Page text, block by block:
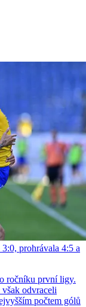
prohrávala 4:5 a
ročníku první ligy.
odvraceli
počtem gólů